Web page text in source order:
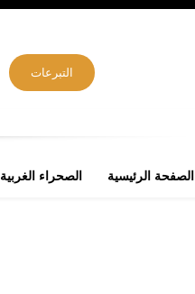
التبرعات
الصفحة الرئيسية الصحراء الغربية